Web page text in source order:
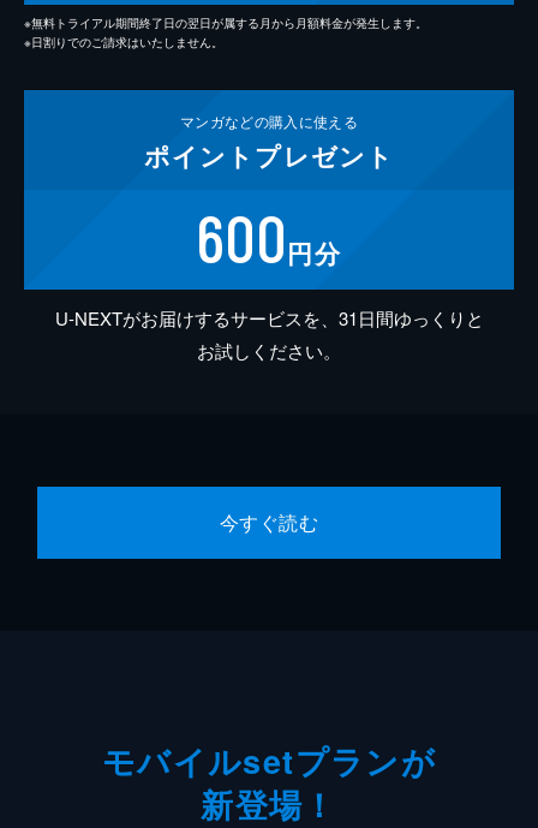
※無料トライアル期間終了日の翌日が属する月から月額料金が発生します。
※日割りでのご請求はいたしません。
マンガなどの購入に使える
ポイント プレゼント
600円分
U-NEXTがお届けするサービスを、31日間ゆっくりと
お試しください。
今すぐ読む
モバイルsetプランが
新登場！